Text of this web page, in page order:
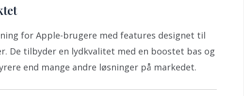
for Apple-brugere med features designet til
De tilbyder en lydkvalitet med en boostet bas og
end mange andre løsninger på markedet.